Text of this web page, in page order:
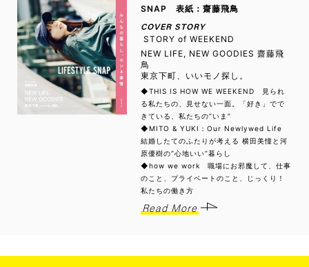
SNAP 表紙：齋藤飛鳥
COVER STORY
STORY of WEEKEND
NEW LIFE, NEW GOODIES 齋藤飛
鳥
東京下町、いいモノ探し。
◆THIS IS HOW WE WEEKEND 見られ
る私たちの、見せない一面。「好き」でで
きている、私たちの“いま”
◆MITO & YUKI：Our Newlywed Life
結婚したてのふたりが考える 横田美憧と河
原優樹の“心地いい”暮らし
◆how we work 職場にお邪魔して、仕事
のこと、プライベートのこと、じっくり！
私たちの働き方
Read More